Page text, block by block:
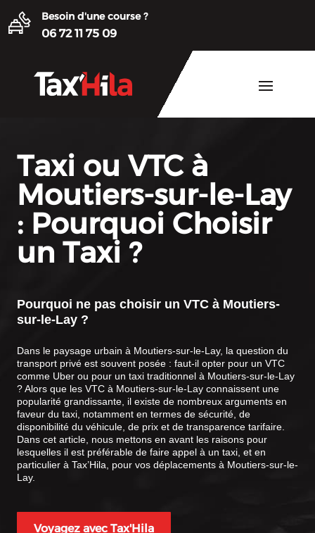
Besoin d'une course ?
06 72 11 75 09
Taxi ou VTC à
Moutiers-sur-le-Lay
: Pourquoi Choisir
un Taxi ?
Pourquoi ne pas choisir un VTC à Moutiers-
sur-le-Lay ?
Dans le paysage urbain à Moutiers-sur-le-Lay, la question du
transport privé est souvent posée : faut-il opter pour un VTC
comme Uber ou pour un taxi traditionnel à Moutiers-sur-le-Lay
? Alors que les VTC à Moutiers-sur-le-Lay connaissent une
popularité grandissante, il existe de nombreux arguments en
faveur du taxi, notamment en termes de sécurité, de
disponibilité du véhicule, de prix et de transparence tarifaire.
Dans cet article, nous mettons en avant les raisons pour
lesquelles il est préférable de faire appel à un taxi, et en
particulier à Tax’Hila, pour vos déplacements à Moutiers-sur-le-
Lay.
Voyagez avec Tax'Hila